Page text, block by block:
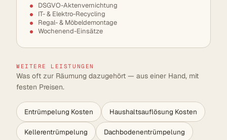
DSGVO-Aktenvernichtung
IT- & Elektro-Recycling
Regal- & Möbeldemontage
Wochenend-Einsätze
WEITERE LEISTUNGEN
Was oft zur Räumung dazugehört — aus einer Hand, mit
festen Preisen.
Entrümpelung Kosten Haushaltsauflösung Kosten
Kellerentrümpelung Dachbodenentrümpelung